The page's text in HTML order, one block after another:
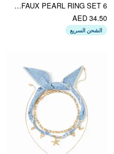
6 PCS SHELL & STARFISH & FAUX PEARL RING SET
AED 34.50
الشحن السريع